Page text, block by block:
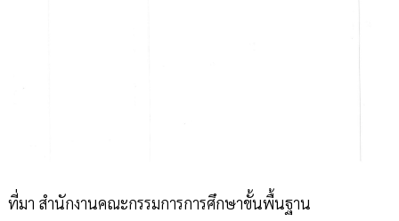
ที่มา สำนักงานคณะกรรมการการศึกษาขั้นพื้นฐาน